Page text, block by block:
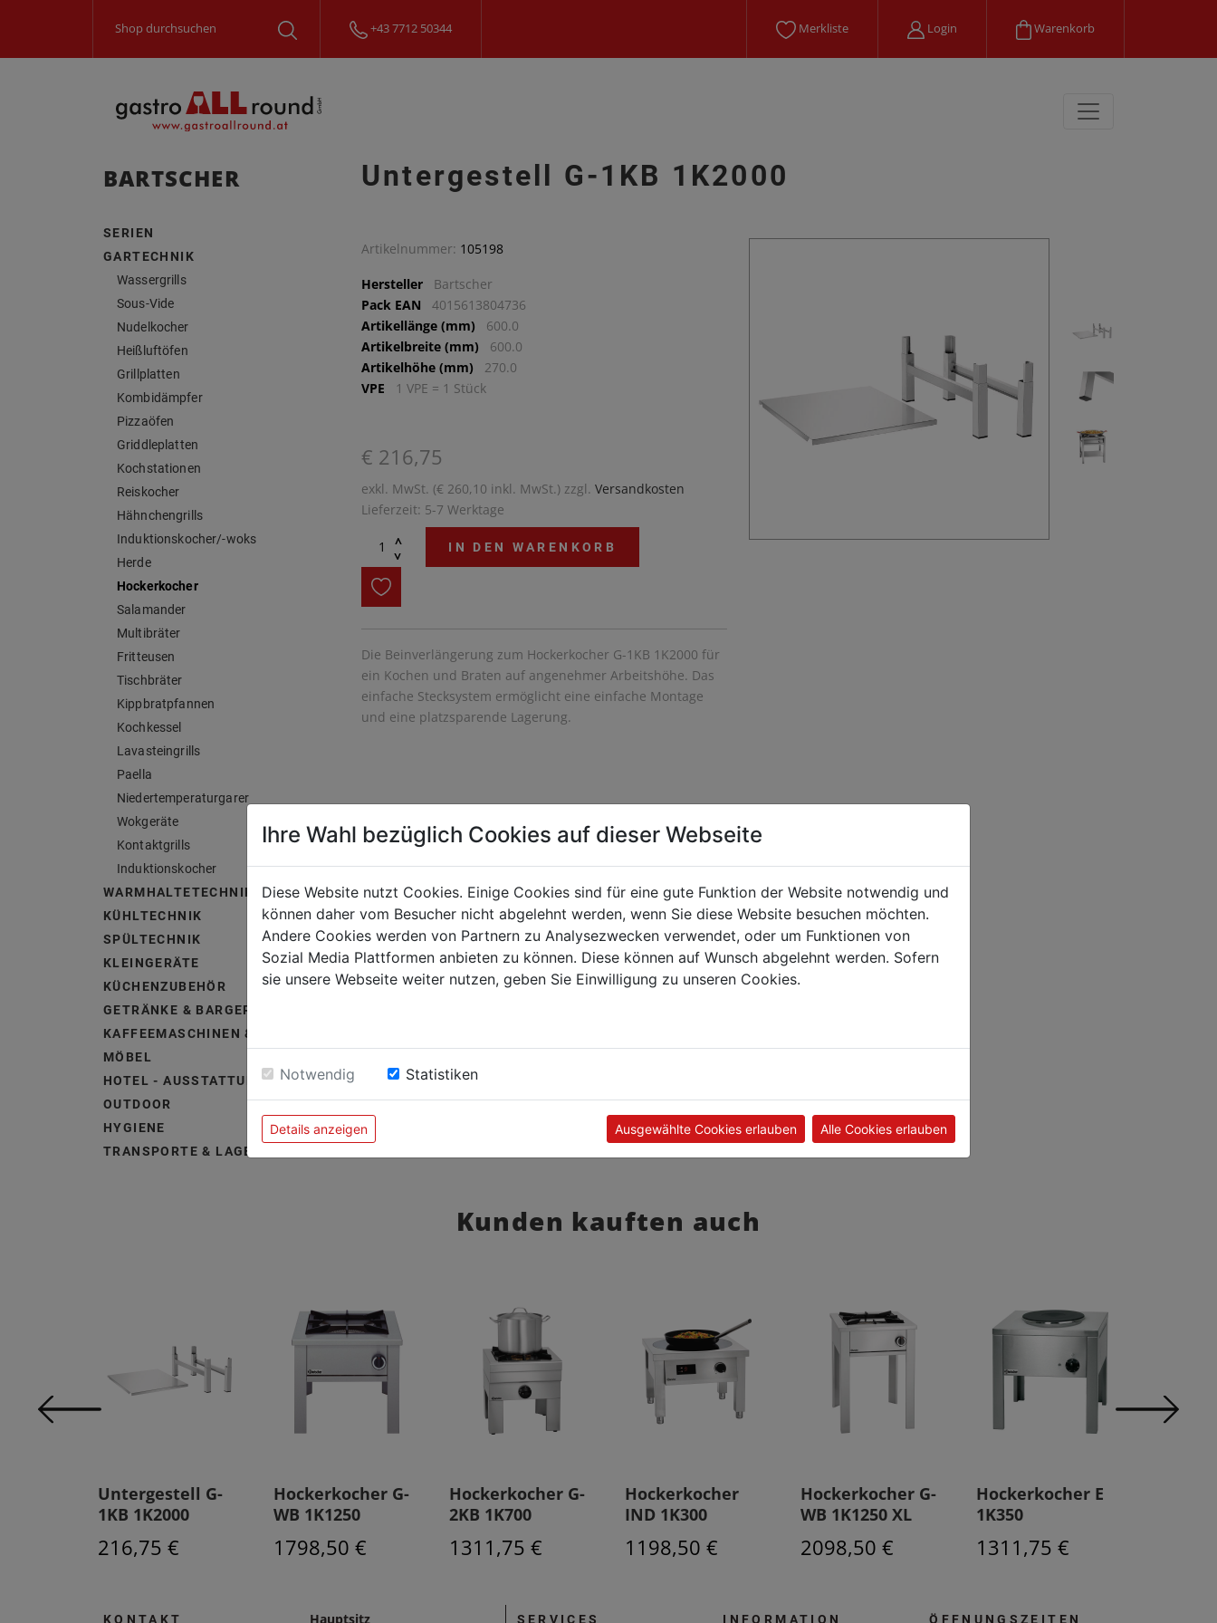
+43 7712 50344 Merkliste Login Warenkorb
BARTSCHER
SERIEN
GARTECHNIK
Wassergrills
Sous-Vide
Nudelkocher
Heißluftöfen
Grillplatten
Kombidämpfer
Pizzaöfen
Griddleplatten
Kochstationen
Reiskocher
Hähnchengrills
Induktionskocher/-woks
Herde
Hockerkocher
Salamander
Multibräter
Fritteusen
Tischbräter
Kippbratpfannen
Kochkessel
Lavasteingrills
Paella
Niedertemperaturgarer
Wokgeräte
Kontaktgrills
Induktionskocher
WARMHALTETECHNIK
KÜHLTECHNIK
SPÜLTECHNIK
KLEINGERÄTE
KÜCHENZUBEHÖR
GETRÄNKE & BARGERÄTE
KAFFEEMASCHINEN & ZUBEHÖR
MÖBEL
HOTEL - AUSSTATTUNG &
OUTDOOR
HYGIENE
TRANSPORTE & LAGERUNG
Untergestell G-1KB 1K2000
Artikelnummer: 105198
Hersteller
Bartscher
Pack EAN
4015613804736
Artikellänge (mm)
600.0
Artikelbreite (mm)
600.0
Artikelhöhe (mm)
270.0
VPE
1 VPE = 1 Stück
€ 216,75
exkl. MwSt. (€ 260,10 inkl. MwSt.) zzgl. Versandkosten
Lieferzeit: 5-7 Werktage
^
^
IN DEN WARENKORB
Die Beinverlängerung zum Hockerkocher G-1KB 1K2000 für
ein Kochen und Braten auf angenehmer Arbeitshöhe. Das
einfache Stecksystem ermöglicht eine einfache Montage
und eine platzsparende Lagerung.
Kunden kauften auch
Untergestell G-
1KB 1K2000
216,75 €
Hockerkocher G-
WB 1K1250
1798,50 €
Hockerkocher G-
2KB 1K700
1311,75 €
Hockerkocher
IND 1K300
1198,50 €
Hockerkocher G-
WB 1K1250 XL
2098,50 €
Hockerkocher E
1K350
1311,75 €
KONTAKT Hauptsitz SERVICES INFORMATION ÖFFNUNGSZEITEN
Ihre Wahl bezüglich Cookies auf dieser Webseite
Diese Website nutzt Cookies. Einige Cookies sind für eine gute Funktion der Website notwendig und
können daher vom Besucher nicht abgelehnt werden, wenn Sie diese Website besuchen möchten.
Andere Cookies werden von Partnern zu Analysezwecken verwendet, oder um Funktionen von
Sozial Media Plattformen anbieten zu können. Diese können auf Wunsch abgelehnt werden. Sofern
sie unsere Webseite weiter nutzen, geben Sie Einwilligung zu unseren Cookies.
Notwendig Statistiken
Details anzeigen Ausgewählte Cookies erlauben Alle Cookies erlauben